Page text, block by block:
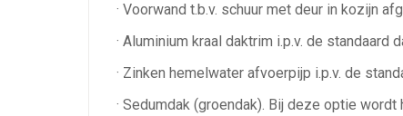
· Voorwand t.b.v. schuur met deur in kozijn
· Aluminium kraal daktrim i.p.v. de standaard
· Zinken hemelwater afvoerpijp i.p.v. de
· Sedumdak (groendak). Bij deze optie